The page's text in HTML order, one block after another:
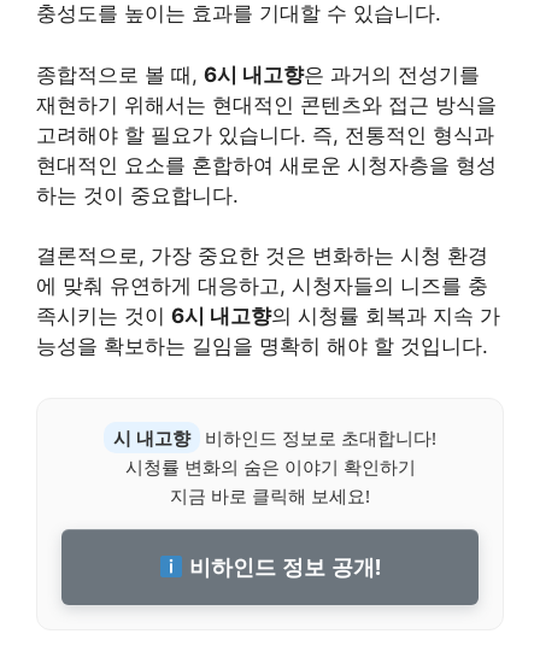
충성도를 높이는 효과를 기대할 수 있습니다.
종합적으로 볼 때, 6시 내고향은 과거의 전성기를
재현하기 위해서는 현대적인 콘텐츠와 접근 방식을
고려해야 할 필요가 있습니다. 즉, 전통적인 형식과
현대적인 요소를 혼합하여 새로운 시청자층을 형성
하는 것이 중요합니다.
결론적으로, 가장 중요한 것은 변화하는 시청 환경
에 맞춰 유연하게 대응하고, 시청자들의 니즈를 충
족시키는 것이 6시 내고향의 시청률 회복과 지속 가
능성을 확보하는 길임을 명확히 해야 할 것입니다.
시 내고향
비하인드 정보로 초대합니다!
시청률 변화의 숨은 이야기 확인하기
지금 바로 클릭해 보세요!
비하인드 정보 공개!